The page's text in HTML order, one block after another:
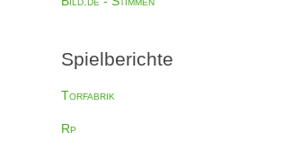
Spielberichte
Torfabrik
Rp